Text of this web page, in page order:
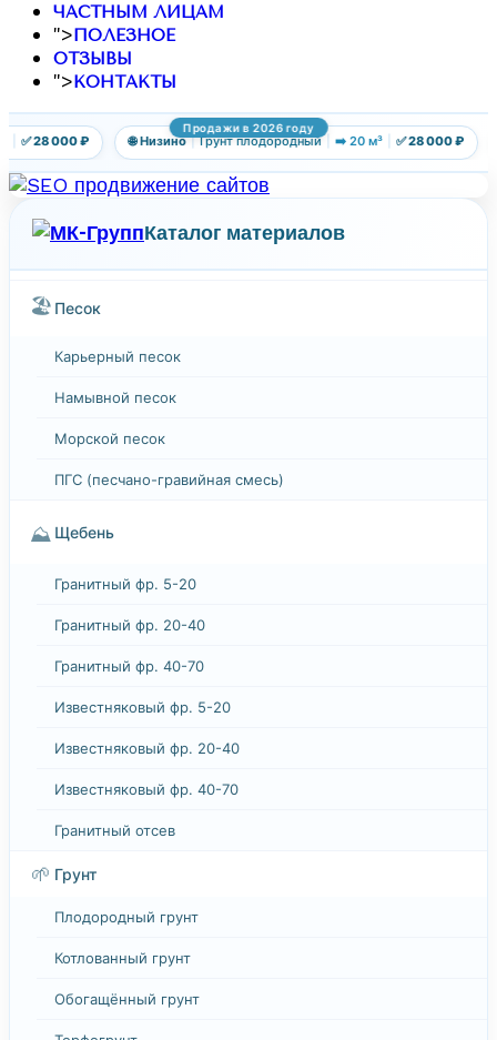
ЧАСТНЫМ ЛИЦАМ
">ПОЛЕЗНОЕ
ОТЗЫВЫ
">КОНТАКТЫ
Продажи в 2026 году
✅ 28 000 ₽ 🌐 Низино | Грунт плодородный | ➡️ 20 м³ | ✅ 28 000 ₽
Каталог материалов
🏖️ Песок
Карьерный песок
Намывной песок
Морской песок
ПГС (песчано-гравийная смесь)
⛰️ Щебень
Гранитный фр. 5-20
Гранитный фр. 20-40
Гранитный фр. 40-70
Известняковый фр. 5-20
Известняковый фр. 20-40
Известняковый фр. 40-70
Гранитный отсев
🌱 Грунт
Плодородный грунт
Котлованный грунт
Обогащённый грунт